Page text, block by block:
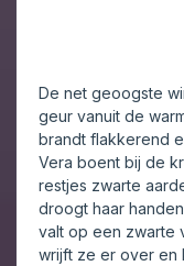
De net geoogste
geur vanuit de
brandt flakkerend
Vera boent bij de
restjes zwarte
droogt haar
valt op een zwarte
wrijft ze er over en